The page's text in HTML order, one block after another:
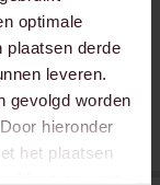
optimale
plaatsen derde
leveren.
gevolgd worden
hieronder
het plaatsen